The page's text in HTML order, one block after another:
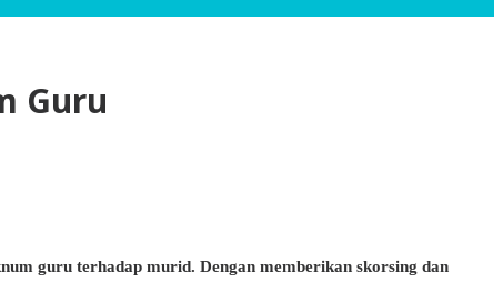
Guru
guru terhadap murid. Dengan memberikan skorsing dan